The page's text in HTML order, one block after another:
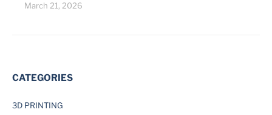
March 21, 2026
CATEGORIES
3D PRINTING